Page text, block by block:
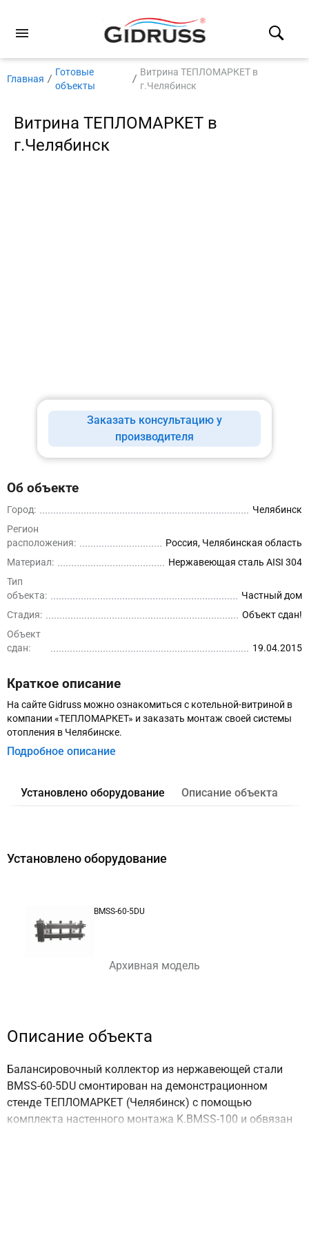
Главная
Готовые
объекты
Витрина ТЕПЛОМАРКЕТ в
г.Челябинск
Витрина ТЕПЛОМАРКЕТ в
г.Челябинск
Заказать консультацию у
производителя
Об объекте
Город:
Челябинск
Регион
расположения:
Россия, Челябинская область
Материал:
Нержавеющая сталь AISI 304
Тип
объекта:
Частный дом
Стадия:
Объект сдан!
Объект
сдан:
19.04.2015
Краткое описание
На сайте Gidruss можно ознакомиться с котельной-витриной в
компании «ТЕПЛОМАРКЕТ» и заказать монтаж своей системы
отопления в Челябинске.
Подробное описание
Установлено оборудование Описание объекта
Установлено оборудование
BMSS-60-5DU
Архивная модель
Описание объекта
Балансировочный коллектор из нержавеющей стали
BMSS-60-5DU смонтирован на демонстрационном
стенде ТЕПЛОМАРКЕТ (Челябинск) с помощью
комплекта настенного монтажа K.BMSS-100 и обвязан